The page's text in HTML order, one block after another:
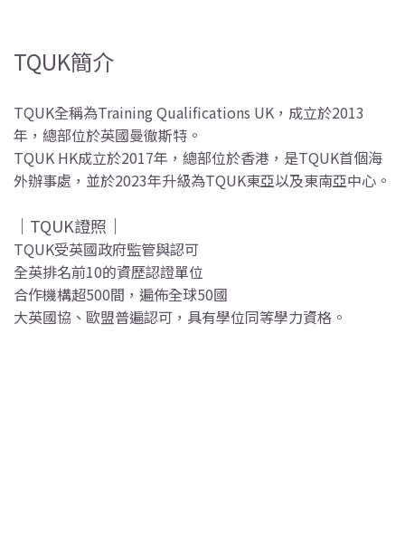
TQUK簡介
TQUK全稱為Training Qualifications UK，成立於2013
年，總部位於英國曼徹斯特。
TQUK HK成立於2017年，總部位於香港，是TQUK首個海
外辦事處，並於2023年升級為TQUK東亞以及東南亞中心。
｜TQUK證照｜
TQUK受英國政府監管與認可
全英排名前10的資歷認證單位
合作機構超500間，遍佈全球50國
大英國協、歐盟普遍認可，具有學位同等學力資格。